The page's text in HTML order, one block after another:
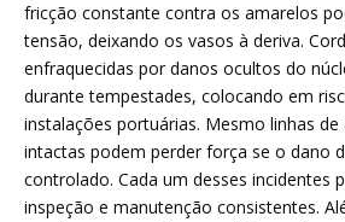
fricção constante contra os amarelos
tensão, deixando os vasos à deriva.
enfraquecidas por danos ocultos do
durante tempestades, colocando em
instalações portuárias. Mesmo linhas
intactas podem perder força se o dano
controlado. Cada um desses incidentes
inspeção e manutenção consistentes.